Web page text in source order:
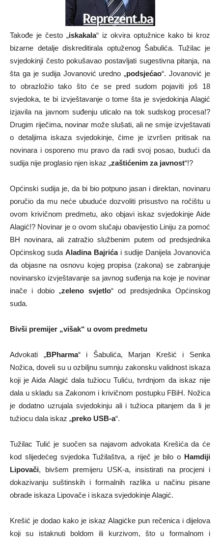
Takođe je često „iskakala“ iz okvira optužnice kako bi kroz
bizarne detalje diskreditirala optuženog Šabulića. Tužilac je
svjedokinji često pokušavao postavljati sugestivna pitanja, na
šta ga je sudija Jovanović uredno „podsjećao“. Jovanović je
to obrazložio tako što će se pred sudom pojaviti još 18
svjedoka, te bi izvještavanje o tome šta je svjedokinja Alagić
izjavila na javnom suđenju uticalo na tok sudskog procesa!?
Drugim riječima, novinar može slušati, ali ne smije izvještavati
o detaljima iskaza svjedokinje, čime je izvršen pritisak na
novinara i osporeno mu pravo da radi svoj posao, budući da
sudija nije proglasio njen iskaz „zaštićenim za javnost“!?
Općinski sudija je, da bi bio potpuno jasan i direktan, novinaru
poručio da mu neće ubuduće dozvoliti prisustvo na ročištu u
ovom krivičnom predmetu, ako objavi iskaz svjedokinje Aide
Alagić!? Novinar je o ovom slučaju obavijestio Liniju za pomoć
BH novinara, ali zatražio službenim putem od predsjednika
Općinskog suda Aladina Bajrićai sudije Danijela Jovanovića
da objasne na osnovu kojeg propisa (zakona) se zabranjuje
novinarsko izvještavanje sa javnog suđenja na koje je novinar
inače i dobio „zeleno svjetlo“ od predsjednika Općinskog
suda.
Bivši premijer „višak“ u ovom predmetu
Advokati „BPharma“ i Šabulića, Marjan Krešić i Senka
Nožica, doveli su u ozbiljnu sumnju zakonsku validnost iskaza
koji je Aida Alagić dala tužiocu Tuliću, tvrdnjom da iskaz nije
dala u skladu sa Zakonom i krivičnom postupku FBiH. Nožica
je dodatno uzrujala svjedokinju ali i tužioca pitanjem da li je
tužiocu dala iskaz „preko USB-a“.
Tužilac Tulić je suočen sa najavom advokata Krešića da će
kod slijedećeg svjedoka Tužilaštva, a riječ je bilo o Hamdiji
Lipovači, bivšem premijeru USK-a, insistirati na procjeni i
dokazivanju suštinskih i formalnih razlika u načinu pisane
obrade iskaza Lipovače i iskaza svjedokinje Alagić.
Krešić je dodao kako je iskaz Alagićke pun rečenica i dijelova
koji su istaknuti boldom ili kurzivom, što u formalnom i